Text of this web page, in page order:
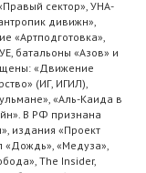
сектор», УНА-
дивижн»,
«Артподготовка»,
батальоны «Азов» и
«Движение
(ИГ, ИГИЛ),
«Аль-Каида в
В РФ признана
издания «Проект
«Медуза»,
The Insider,